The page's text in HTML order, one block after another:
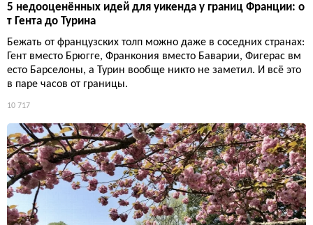
5 недооценённых идей для уикенда у границ Франции: о
т Гента до Турина
Бежать от французских толп можно даже в соседних странах:
Гент вместо Брюгге, Франкония вместо Баварии, Фигерас вм
есто Барселоны, а Турин вообще никто не заметил. И всё это
в паре часов от границы.
10 717